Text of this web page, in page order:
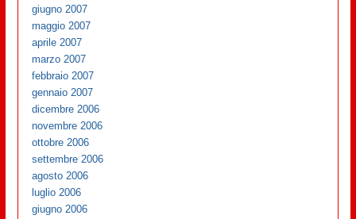
giugno 2007
maggio 2007
aprile 2007
marzo 2007
febbraio 2007
gennaio 2007
dicembre 2006
novembre 2006
ottobre 2006
settembre 2006
agosto 2006
luglio 2006
giugno 2006